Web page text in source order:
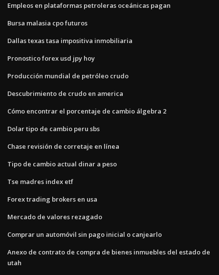
Empleos en plataformas petroleras oceánicas pagan
Bursa malasia cpo futuros
Dallas texas tasa impositiva inmobiliaria
Pronostico forex usd jpy hoy
Producción mundial de petróleo crudo
Descubrimiento de crudo en america
Cómo encontrar el porcentaje de cambio álgebra 2
Dolar tipo de cambio peru sbs
Chase revisión de corretaje en línea
Tipo de cambio actual dinar a peso
Tse madres index etf
Forex trading brokers en usa
Mercado de valores rezagado
Comprar un automóvil sin pago inicial o canjearlo
Anexo de contrato de compra de bienes inmuebles del estado de
utah